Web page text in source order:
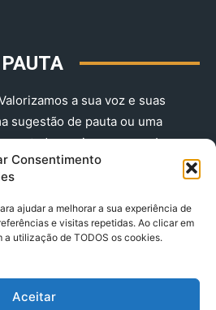
Consentimento
ajudar a melhorar a sua experiência de
e visitas repetidas. Ao clicar em
a utilização de TODOS os cookies.
Aceitar
a sua voz e suas
sugestão de pauta ou uma
contada, envie-nos agora!